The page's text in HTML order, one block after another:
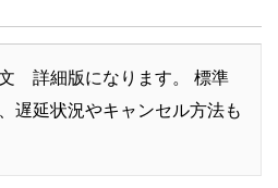
詳細版になります。 標準
遅延状況やキャンセル方法も